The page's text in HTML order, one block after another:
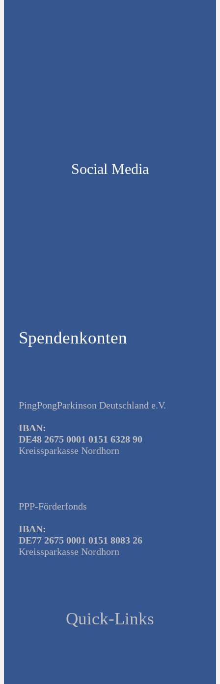
Social Media
Spendenkonten
PingPongParkinson Deutschland e.V.
IBAN:
DE48 2675 0001 0151 6328 90
Kreissparkasse Nordhorn
PPP-Förderfonds
IBAN:
DE77 2675 0001 0151 8083 26
Kreissparkasse Nordhorn
Quick-Links